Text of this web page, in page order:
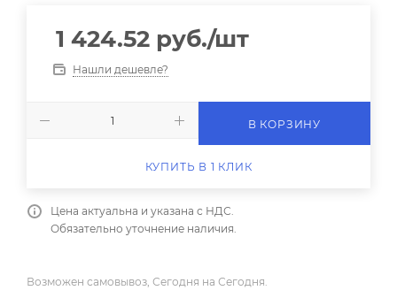
1 424.52 руб./шт
Нашли дешевле?
В КОРЗИНУ
КУПИТЬ В 1 КЛИК
Цена актуальна и указана с НДС.
Обязательно уточнение наличия.
Возможен самовывоз, Сегодня на Сегодня.